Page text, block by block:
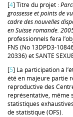
[4] Titre du projet :
grossesse et points de
cadre des nouvelles
en Suisse romande.
professionnels fera
FNS (No 13DPD3-
20336) et SANTE
[5] La participation à
été en majeure partie
reproductive des
représentative, même
statistiques
de statistique (OFS).